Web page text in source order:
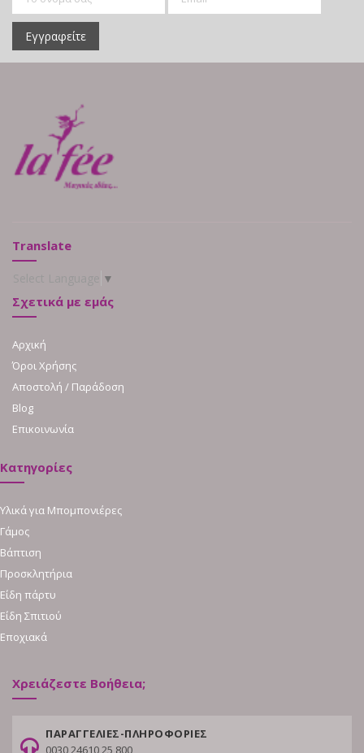
Εγγραφείτε
Translate
▼
Σχετικά με εμάς
Αρχική
Όροι Χρήσης
Αποστολή / Παράδοση
Blog
Επικοινωνία
Κατηγορίες
Υλικά για Μπομπονιέρες
Γάμος
Βάπτιση
Προσκλητήρια
Είδη πάρτυ
Είδη Σπιτιού
Εποχιακά
Χρειάζεστε Βοήθεια;
ΠΑΡΑΓΓΕΛΙΕΣ-ΠΛΗΡΟΦΟΡΙΕΣ
0030 24610 25 800